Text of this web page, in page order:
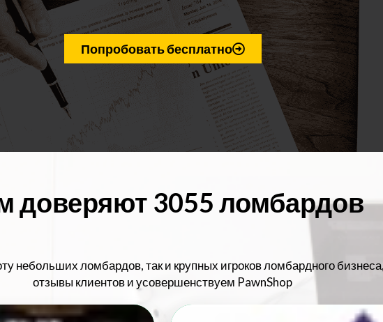
Попробовать бесплатно
доверяют 3055 ломбардов
небольших ломбардов, так и крупных игроков ломбардного
отзывы клиентов и усовершенствуем PawnShop